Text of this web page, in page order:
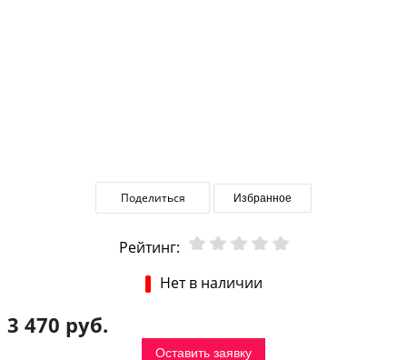
Поделиться Избранное
Рейтинг:
Нет в наличии
3 470 руб.
Оставить заявку